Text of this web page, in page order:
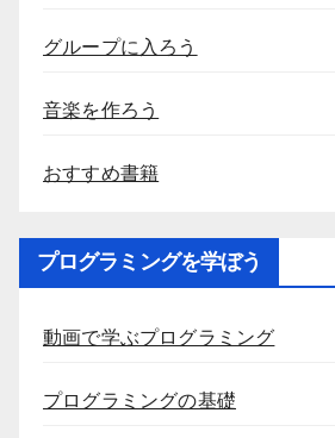
グループに入ろう
音楽を作ろう
おすすめ書籍
プログラミングを学ぼう
動画で学ぶプログラミング
プログラミングの基礎